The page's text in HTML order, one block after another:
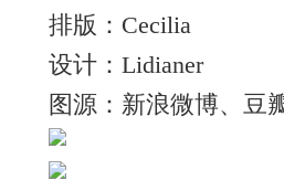
排版：Cecilia
设计：Lidianer
图源：新浪微博、豆